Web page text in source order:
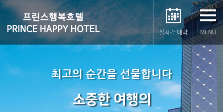
실시간 예약 MENU
최고의 순간을 선물합니다
소중한 여행의